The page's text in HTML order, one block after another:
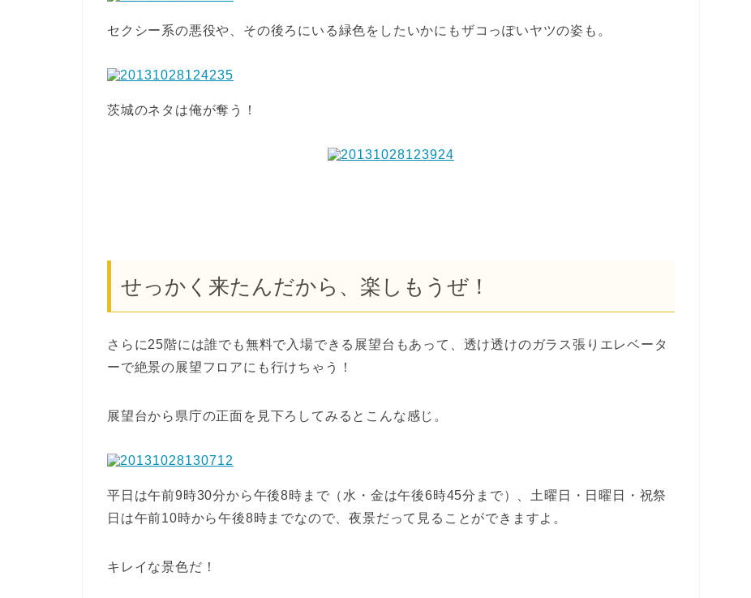
セクシー系の悪役や、その後ろにいる緑色をしたいかにもザコっぽいヤツの姿も。
茨城のネタは俺が奪う！
せっかく来たんだから、楽しもうぜ！
さらに25階には誰でも無料で入場できる展望台もあって、透け透けのガラス張りエレベータ
ーで絶景の展望フロアにも行けちゃう！
展望台から県庁の正面を見下ろしてみるとこんな感じ。
平日は午前9時30分から午後8時まで（水・金は午後6時45分まで）、土曜日・日曜日・祝祭
日は午前10時から午後8時までなので、夜景だって見ることができますよ。
キレイな景色だ！